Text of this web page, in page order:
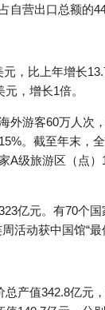
营出口总额的
，比上年增长
，增长1倍。
游客60万人次
。截至年末，
级旅游区（点
亿元。有70个
活动获中国馆“最
产值342.8亿元